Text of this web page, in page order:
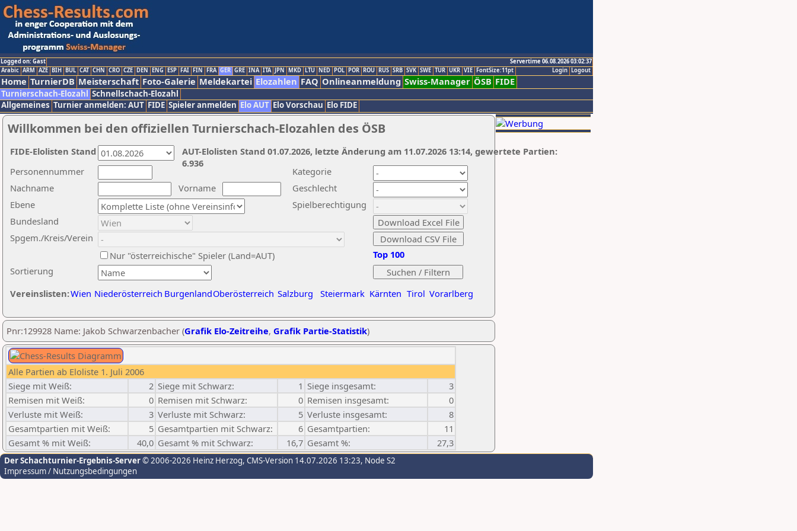
Logged on: Gast
Servertime 06.08.2026 03:02:37
Logout
Login
Arabic ARM AZE BIH BUL CAT CHN CRO CZE DEN ENG ESP FAI FIN FRA GER GRE INA ITA JPN MKD LTU NED POL POR ROU RUS SRB SVK SWE TUR UKR VIE FontSize:11pt
Home TurnierDB Meisterschaft Foto-Galerie Meldekartei Elozahlen FAQ Onlineanmeldung Swiss-Manager ÖSB FIDE
Turnierschach-Elozahl Schnellschach-Elozahl
Allgemeines Turnier anmelden: AUT FIDE Spieler anmelden Elo AUT Elo Vorschau Elo FIDE
Willkommen bei den offiziellen Turnierschach-Elozahlen des ÖSB
Nachname
Vorname
Ebene
Kategorie
Sortierung
Personennummer
Bundesland
Spgem./Kreis/Verein
Geschlecht
Nur "österreichische" Spieler (Land=AUT)
Spielberechtigung
Vereinslisten:Wien Niederösterreich BurgenlandOberösterreich Salzburg Steiermark Kärnten Tirol Vorarlberg
Top 100
AUT-Elolisten Stand 01.07.2026, letzte Änderung am 11.07.2026 13:14, gewertete Partien:
6.936
FIDE-Elolisten Stand
Pnr:129928 Name: Jakob Schwarzenbacher (Grafik Elo-Zeitreihe, Grafik Partie-Statistik)
Alle Partien ab Eloliste 1. Juli 2006
Siege mit Weiß:
2 Siege mit Schwarz: 1 Siege insgesamt:
3
Remisen mit Weiß:
0 Remisen mit Schwarz: 0 Remisen insgesamt:
0
Verluste mit Weiß:
3 Verluste mit Schwarz: 5 Verluste insgesamt:
8
Gesamtpartien mit Weiß:
5 Gesamtpartien mit Schwarz: 6 Gesamtpartien:
11
Gesamt % mit Weiß:
40,0 Gesamt % mit Schwarz: 16,7 Gesamt %: 27,3
Der Schachturnier-Ergebnis-Server© 2006-2026 Heinz Herzog, CMS-Version 14.07.2026 13:23, Node S2
Impressum / Nutzungsbedingungen